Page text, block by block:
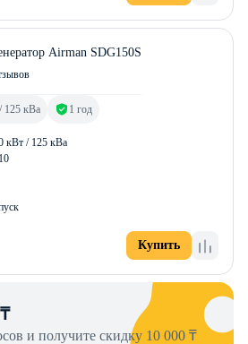
Airman SDG150S
кВт / 125 кВа
125 кВа 1 год
Купить
и получите скидку 10 000 ₸